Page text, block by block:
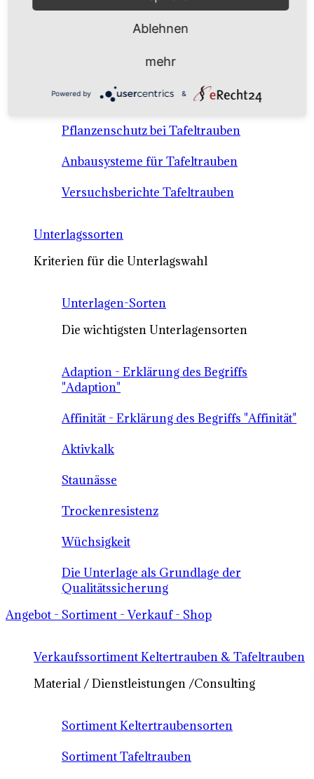
Anbausysteme & Recht
Tafeltrauben A-Z Sortenbeschreibungen
Tafeltraubenanbau - rechtliche
Voraussetzungen
Pflanzenschutz bei Tafeltrauben
Anbausysteme für Tafeltrauben
Versuchsberichte Tafeltrauben
Unterlagssorten
Kriterien für die Unterlagswahl
Unterlagen-Sorten
Die wichtigsten Unterlagensorten
Adaption - Erklärung des Begriffs
"Adaption"
Affinität - Erklärung des Begriffs "Affinität"
Aktivkalk
Staunässe
Trockenresistenz
Wüchsigkeit
Die Unterlage als Grundlage der
Qualitätssicherung
Angebot - Sortiment - Verkauf - Shop
Verkaufssortiment Keltertrauben & Tafeltrauben
Material / Dienstleistungen /Consulting
Sortiment Keltertraubensorten
Sortiment Tafeltrauben
Ablehnen
mehr
Powered by &